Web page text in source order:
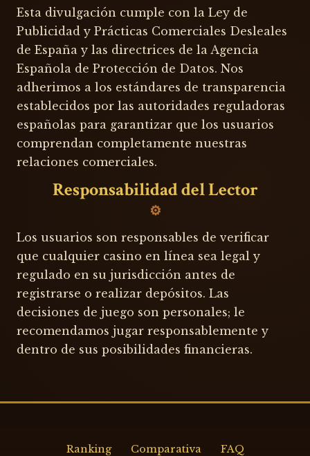
Esta divulgación cumple con la Ley de
Publicidad y Prácticas Comerciales Desleales
de España y las directrices de la Agencia
Española de Protección de Datos. Nos
adherimos a los estándares de transparencia
establecidos por las autoridades reguladoras
españolas para garantizar que los usuarios
comprendan completamente nuestras
relaciones comerciales.
Responsabilidad del Lector
Los usuarios son responsables de verificar
que cualquier casino en línea sea legal y
regulado en su jurisdicción antes de
registrarse o realizar depósitos. Las
decisiones de juego son personales; le
recomendamos jugar responsablemente y
dentro de sus posibilidades financieras.
Ranking Comparativa FAQ